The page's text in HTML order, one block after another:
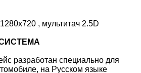
, мультитач 2.5D
разработан специально для
на Русском языке